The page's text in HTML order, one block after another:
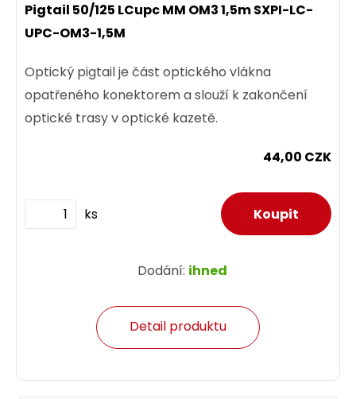
Pigtail 50/125 LCupc MM OM3 1,5m SXPI-LC-
UPC-OM3-1,5M
Optický pigtail je část optického vlákna
opatřeného konektorem a slouží k zakončení
optické trasy v optické kazetě.
44,00 CZK
ks
Dodání: ihned
Detail produktu